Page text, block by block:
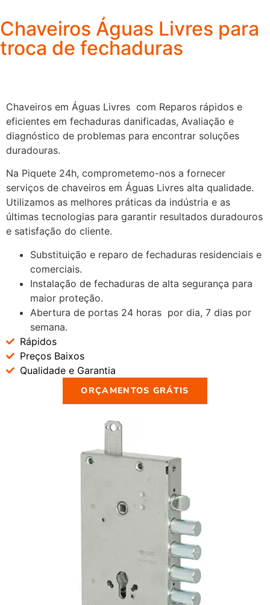
Chaveiros Águas Livres para
troca de fechaduras
Chaveiros em Águas Livres com Reparos rápidos e
eficientes em fechaduras danificadas, Avaliação e
diagnóstico de problemas para encontrar soluções
duradouras.
Na Piquete 24h, comprometemo-nos a fornecer
serviços de chaveiros em Águas Livres alta qualidade.
Utilizamos as melhores práticas da indústria e as
últimas tecnologias para garantir resultados duradouros
e satisfação do cliente.
Substituição e reparo de fechaduras residenciais e
comerciais.
Instalação de fechaduras de alta segurança para
maior proteção.
Abertura de portas 24 horas por dia, 7 dias por
semana.
Rápidos
Preços Baixos
Qualidade e Garantia
ORÇAMENTOS GRÁTIS